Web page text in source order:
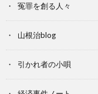
冤罪を創る人々
山根治blog
引かれ者の小唄